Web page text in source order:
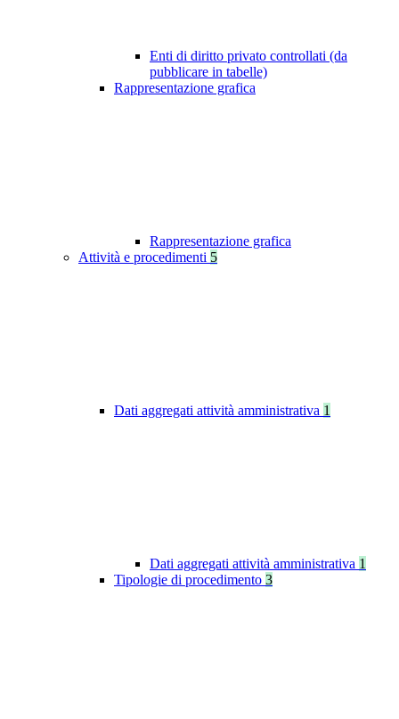
Enti di diritto privato controllati (da
pubblicare in tabelle)
Rappresentazione grafica
Rappresentazione grafica
Attività e procedimenti 5
Dati aggregati attività amministrativa 1
Dati aggregati attività amministrativa 1
Tipologie di procedimento 3